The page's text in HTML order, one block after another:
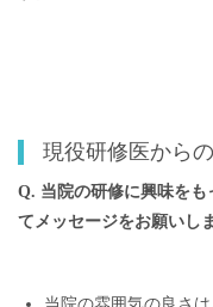
現役研修医から
Q. 当院の研修に興味を
てメッセージをお願いし
当院の雰囲気の良さ